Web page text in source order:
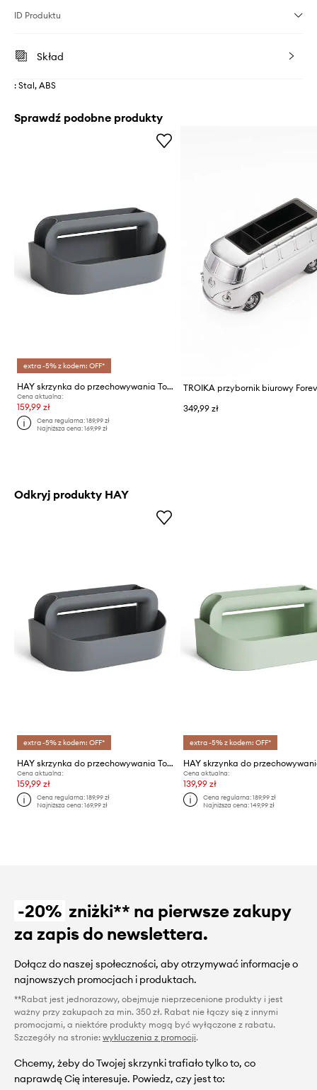
ID Produktu
Skład
: Stal, ABS
Sprawdź podobne produkty
extra -5% z kodem: OFF*
HAY skrzynka do przechowywania Tool Box 21 x 30 x 14 cm
Cena aktualna:
159,99 zł
Cena regularna:189,99 zł
Najniższa cena:169,99 zł
TROIKA przybornik biurowy
349,99 zł
Odkryj produkty HAY
extra -5% z kodem: OFF*
HAY skrzynka do przechowywania Tool Box 21 x 30 x 14 cm
Cena aktualna:
159,99 zł
Cena regularna:189,99 zł
Najniższa cena:169,99 zł
extra -5% z kodem: OFF*
Cena aktualna:
139,99 zł
Cena regularna: 189,99 zł
Najniższa cena: 149,99 zł
-20% zniżki** na pierwsze zakupy
za zapis do newslettera.
Dołącz do naszej społeczności, aby otrzymywać informacje o
najnowszych promocjach i produktach.
**Rabat jest jednorazowy, obejmuje nieprzecenione produkty i jest
ważny przy zakupach za min. 350 zł. Rabat nie łączy się z innymi
promocjami, a niektóre produkty mogą być wyłączone z rabatu.
Szczegóły na stronie: wykluczenia z promocji.
Chcemy, żeby do Twojej skrzynki trafiało tylko to, co
naprawdę Cię interesuje. Powiedz, czy jest to: